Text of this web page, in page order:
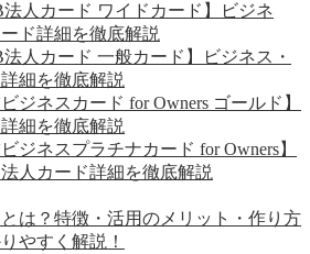
法人カード ワイドカード】ビジネ
ド詳細を徹底解説
法人カード 一般カード】ビジネス・
細を徹底解説
ジネスカード for Owners ゴールド】
細を徹底解説
ジネスプラチナカード for Owners】
人カード詳細を徹底解説
は？特徴・活用のメリット・作り方
やすく解説！